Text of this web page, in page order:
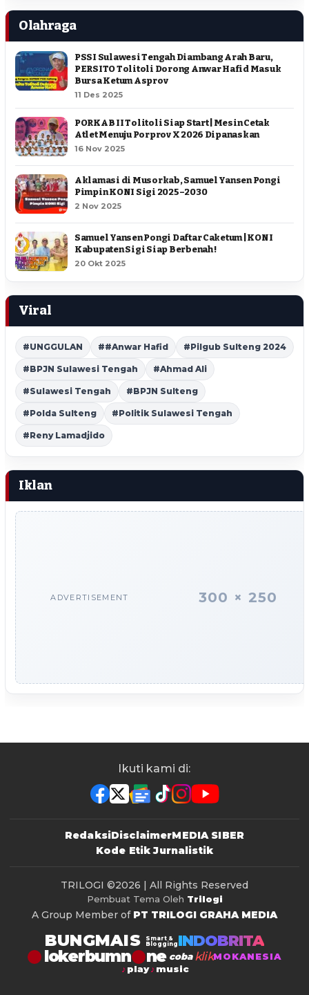
Olahraga
PSSI Sulawesi Tengah Diambang Arah Baru,
PERSITO Tolitoli Dorong Anwar Hafid Masuk
Bursa Ketum Asprov
11 Des 2025
PORKAB II Tolitoli Siap Start | Mesin Cetak
Atlet Menuju Porprov X 2026 Dipanaskan
16 Nov 2025
Aklamasi di Musorkab, Samuel Yansen Pongi
Pimpin KONI Sigi 2025–2030
2 Nov 2025
Samuel Yansen Pongi Daftar Caketum | KONI
Kabupaten Sigi Siap Berbenah !
20 Okt 2025
Viral
#UNGGULAN ##Anwar Hafid #Pilgub Sulteng 2024
#BPJN Sulawesi Tengah #Ahmad Ali
#Sulawesi Tengah #BPJN Sulteng
#Polda Sulteng #Politik Sulawesi Tengah
#Reny Lamadjido
Iklan
ADVERTISEMENT 300 × 250
Ikuti kami di:
RedaksiDisclaimerMEDIA SIBER
Kode Etik Jurnalistik
TRILOGI ©2026 | All Rights Reserved
Pembuat Tema Oleh Trilogi
A Group Member of PT TRILOGI GRAHA MEDIA
BUNGMAIS
Smart &
Blogging INDOBRITA
lokerbumn coba klikMOKANESIA
play
music